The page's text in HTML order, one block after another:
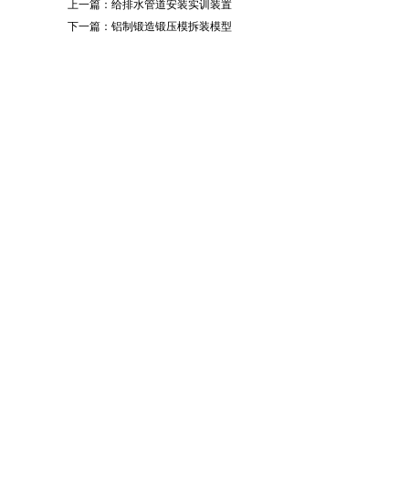
上一篇： 给排水管道安装实训装置
下一篇： 铝制锻造锻压模拆装模型